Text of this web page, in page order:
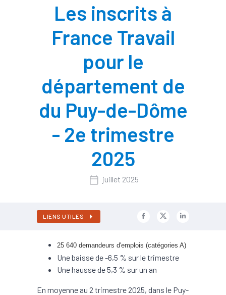
Les inscrits à
France Travail
pour le
département de
du Puy-de-Dôme
- 2e trimestre
2025
juillet 2025
LIENS UTILES
25 640 demandeurs d'emplois (catégories A)
Une baisse de -6,5 % sur le trimestre
Une hausse de 5,3 % sur un an
En moyenne au 2 trimestre 2025, dans le Puy-